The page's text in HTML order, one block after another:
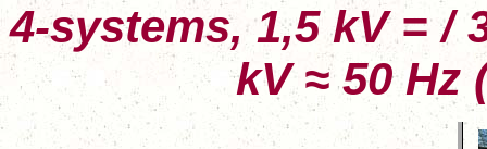
4-systems, 1,5 kV = /
kV ≈50 Hz